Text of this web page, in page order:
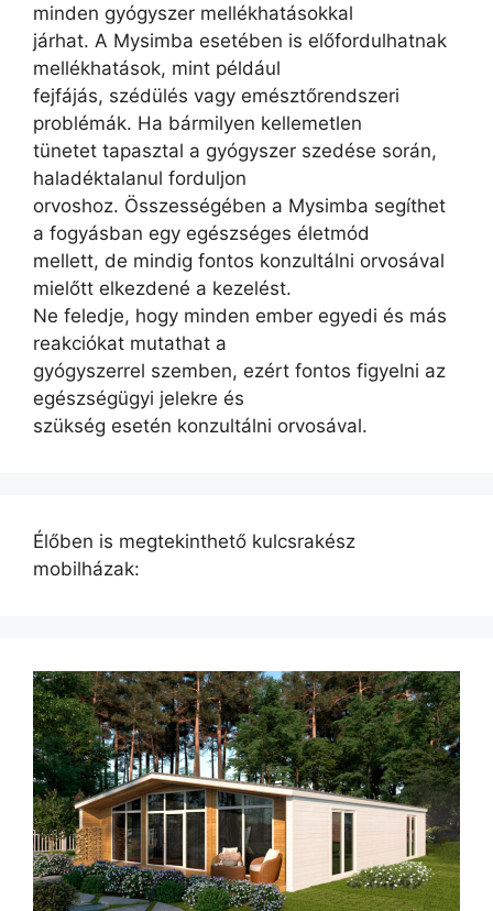
minden gyógyszer mellékhatásokkal
járhat. A Mysimba esetében is előfordulhatnak
mellékhatások, mint például
fejfájás, szédülés vagy emésztőrendszeri
problémák. Ha bármilyen kellemetlen
tünetet tapasztal a gyógyszer szedése során,
haladéktalanul forduljon
orvoshoz. Összességében a Mysimba segíthet
a fogyásban egy egészséges életmód
mellett, de mindig fontos konzultálni orvosával
mielőtt elkezdené a kezelést.
Ne feledje, hogy minden ember egyedi és más
reakciókat mutathat a
gyógyszerrel szemben, ezért fontos figyelni az
egészségügyi jelekre és
szükség esetén konzultálni orvosával.
Élőben is megtekinthető kulcsrakész
mobilházak: